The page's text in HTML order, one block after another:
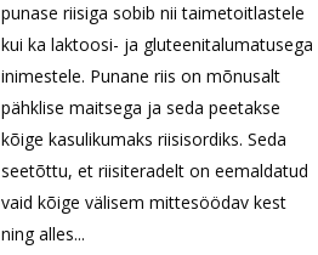
punase riisiga sobib nii taimetoitlastele
kui ka laktoosi- ja gluteenitalumatusega
inimestele. Punane riis on mõnusalt
pähklise maitsega ja seda peetakse
kõige kasulikumaks riisisordiks. Seda
seetõttu, et riisiteradelt on eemaldatud
vaid kõige välisem mittesöödav kest
ning alles...